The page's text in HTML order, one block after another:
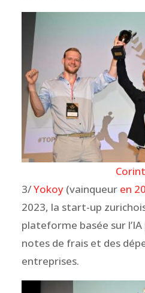
3/Yokoy(vainqueuren
2023, la start-up
plateforme basée sur
notes de frais et des
entreprises.